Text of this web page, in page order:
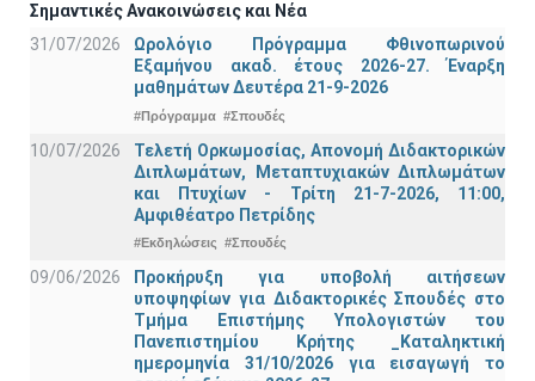
Σημαντικές Ανακοινώσεις και Νέα
31/07/2026
Ωρολόγιο Πρόγραμμα Φθινοπωρινού
Εξαμήνου ακαδ. έτους 2026-27. Έναρξη
μαθημάτων Δευτέρα 21-9-2026
#Πρόγραμμα #Σπουδές
10/07/2026
Τελετή Ορκωμοσίας, Απονομή Διδακτορικών
Διπλωμάτων, Μεταπτυχιακών Διπλωμάτων
και Πτυχίων - Τρίτη 21-7-2026, 11:00,
Αμφιθέατρο Πετρίδης
#Εκδηλώσεις #Σπουδές
09/06/2026
Προκήρυξη για υποβολή αιτήσεων
υποψηφίων για Διδακτορικές Σπουδές στο
Τμήμα Eπιστήμης Υπολογιστών του
Πανεπιστημίου Κρήτης _Καταληκτική
ημερομηνία 31/10/2026 για εισαγωγή το